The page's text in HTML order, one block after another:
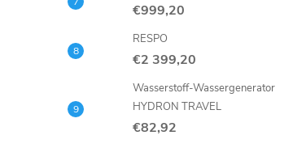
€999,20
RESPO
€2 399,20
Wasserstoff-Wassergenerator
HYDRON TRAVEL
€82,92